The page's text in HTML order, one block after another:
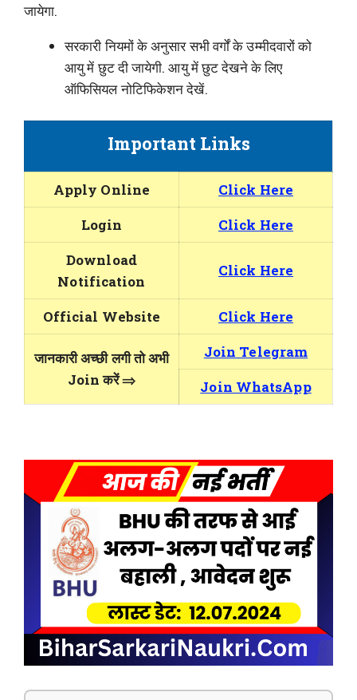
जायेगा.
सरकारी नियमों के अनुसार सभी वर्गों के उम्मीदवारों को
आयु में छुट दी जायेगी. आयु में छुट देखने के लिए
ऑफिसियल नोटिफिकेशन देखें.
Important Links
Apply Online
Click Here
Login
Click Here
Download
Notification
Click Here
Official Website Click Here
जानकारी अच्छी लगी तो अभी
Join करें ⇒
Join Telegram
Join WhatsApp